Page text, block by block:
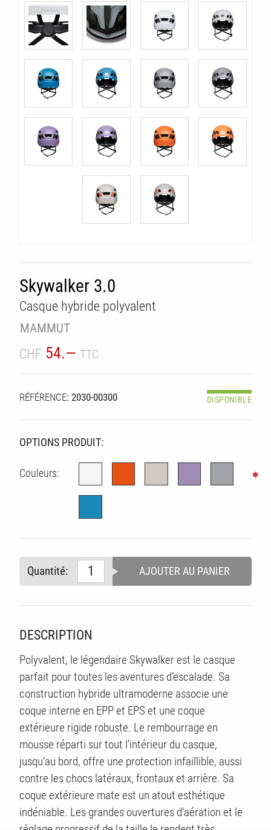
Skywalker 3.0
Casque hybride polyvalent
MAMMUT
CHF 54.— TTC
RÉFÉRENCE: 2030-00300 DISPONIBLE
OPTIONS PRODUIT:
Couleurs:
Quantité: AJOUTER AU PANIER
DESCRIPTION
Polyvalent, le légendaire Skywalker est le casque
parfait pour toutes les aventures d’escalade. Sa
construction hybride ultramoderne associe une
coque interne en EPP et EPS et une coque
extérieure rigide robuste. Le rembourrage en
mousse réparti sur tout l’intérieur du casque,
jusqu’au bord, offre une protection infaillible, aussi
contre les chocs latéraux, frontaux et arrière. Sa
coque extérieure mate est un atout esthétique
indéniable. Les grandes ouvertures d’aération et le